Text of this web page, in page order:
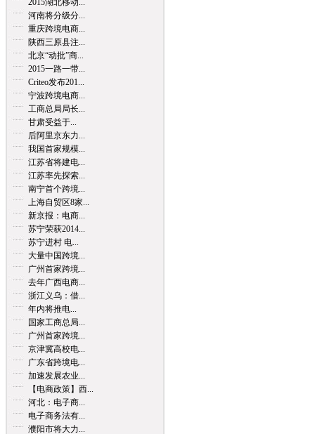
2015湖北移动...
河南将分级分...
重庆跨境电商...
陕西三原县注...
北京“动批”商...
2015一路一带...
Criteo发布201...
宁波跨境电商...
工商总局局长...
甘肃受益于...
后阿里京东力...
我国首家规模...
江苏省将建电...
江苏率先探索...
南宁首个跨境...
上海自贸区8家...
新京报：电商...
苏宁荣获2014...
苏宁进村 电...
大量中国跨境...
广州首家跨境...
去年广西电商...
浙江义乌：借...
年内将推电...
国家工商总局...
广州首家跨境...
京津冀高校电...
广东省跨境电...
加速发展农业...
【电商政策】西...
河北：电子商...
电子商务法有...
濮阳市将大力...